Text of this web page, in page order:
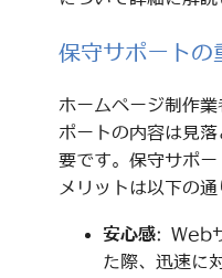
保守サポートの
ホームページ制作
ポートの内容は見
要です。保守サポ
メリットは以下の通
安心感: Web
た際、迅速に